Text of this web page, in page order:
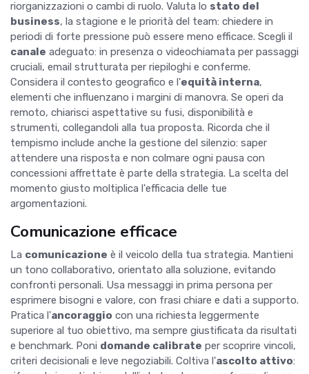
riorganizzazioni o cambi di ruolo. Valuta lo stato del
business, la stagione e le priorità del team: chiedere in
periodi di forte pressione può essere meno efficace. Scegli il
canale adeguato: in presenza o videochiamata per passaggi
cruciali, email strutturata per riepiloghi e conferme.
Considera il contesto geografico e l'equità interna,
elementi che influenzano i margini di manovra. Se operi da
remoto, chiarisci aspettative su fusi, disponibilità e
strumenti, collegandoli alla tua proposta. Ricorda che il
tempismo include anche la gestione del silenzio: saper
attendere una risposta e non colmare ogni pausa con
concessioni affrettate è parte della strategia. La scelta del
momento giusto moltiplica l'efficacia delle tue
argomentazioni.
Comunicazione efficace
La comunicazione è il veicolo della tua strategia. Mantieni
un tono collaborativo, orientato alla soluzione, evitando
confronti personali. Usa messaggi in prima persona per
esprimere bisogni e valore, con frasi chiare e dati a supporto.
Pratica l'ancoraggio con una richiesta leggermente
superiore al tuo obiettivo, ma sempre giustificata da risultati
e benchmark. Poni domande calibrate per scoprire vincoli,
criteri decisionali e leve negoziabili. Coltiva l'ascolto attivo: